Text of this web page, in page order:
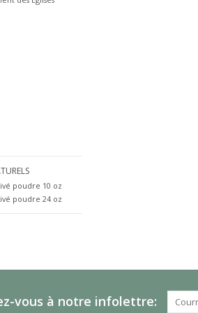
poudre 10 oz
poudre 24 oz
vous à notre infolettre: